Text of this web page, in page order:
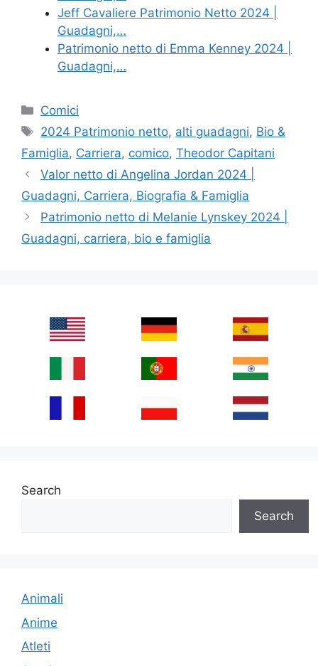
Jeff Cavaliere Patrimonio Netto 2024 |
Guadagni,…
Patrimonio netto di Emma Kenney 2024 |
Guadagni,…
Categories
Comici
Tags
2024 Patrimonio netto, alti guadagni, Bio &
Famiglia, Carriera, comico, Theodor Capitani
Valor netto di Angelina Jordan 2024 |
Guadagni, Carriera, Biografia & Famiglia
Patrimonio netto di Melanie Lynskey 2024 |
Guadagni, carriera, bio e famiglia
Search
Search
Animali
Anime
Atleti